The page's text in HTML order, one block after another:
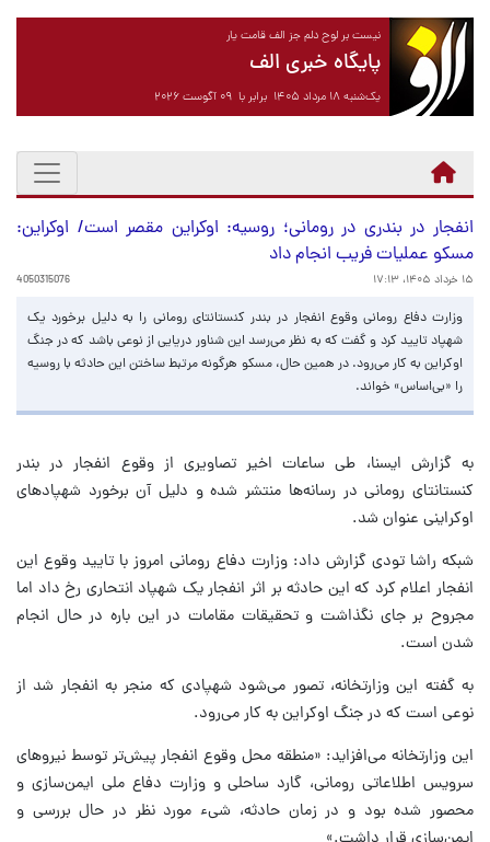
نیست بر لوح دلم جز الف قامت یار
پایگاه خبری الف
یک‌شنبه ۱۸ مرداد ۱۴۰۵ برابر با ۰۹ آگوست ۲۰۲۶
انفجار در بندری در رومانی؛ روسیه: اوکراین مقصر است/ اوکراین:
مسکو عملیات فریب انجام داد
۱۵ خرداد ۱۴۰۵، ۱۷:۱۳ 4050315076
وزارت دفاع رومانی وقوع انفجار در بندر کنستانتای رومانی را به دلیل برخورد یک
شهپاد تایید کرد و گفت که به نظر می‌رسد این شناور دریایی از نوعی باشد که در جنگ
اوکراین به کار می‌رود. در همین حال، مسکو هرگونه مرتبط ساختن این حادثه با روسیه
را «بی‌اساس» خواند.
به گزارش ایسنا، طی ساعات اخیر تصاویری از وقوع انفجار در بندر
کنستانتای رومانی در رسانه‌ها منتشر شده و دلیل آن برخورد شهپادهای
اوکراینی عنوان شد.
شبکه راشا تودی گزارش داد: وزارت دفاع رومانی امروز با تایید وقوع این
انفجار اعلام کرد که این حادثه بر اثر انفجار یک شهپاد انتحاری رخ داد اما
مجروح بر جای نگذاشت و تحقیقات مقامات در این باره در حال انجام
شدن است.
به گفته این وزارتخانه، تصور می‌شود شهپادی که منجر به انفجار شد از
نوعی است که در جنگ اوکراین به کار می‌رود.
این وزارتخانه می‌افزاید: «منطقه محل وقوع انفجار پیش‌تر توسط نیروهای
سرویس اطلاعاتی رومانی، گارد ساحلی و وزارت دفاع ملی ایمن‌سازی و
محصور شده بود و در زمان حادثه، شیء مورد نظر در حال بررسی و